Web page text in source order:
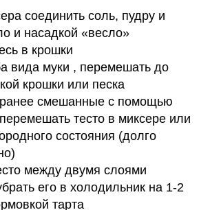
соединить соль, пудру и
и насадкой «весло»
в крошки
вида муки , перемешать до
крошки или песка
смешанные с помощью
тесто в миксере или
состояния (долго
между двумя слоями
его в холодильник на 1-2
тарта